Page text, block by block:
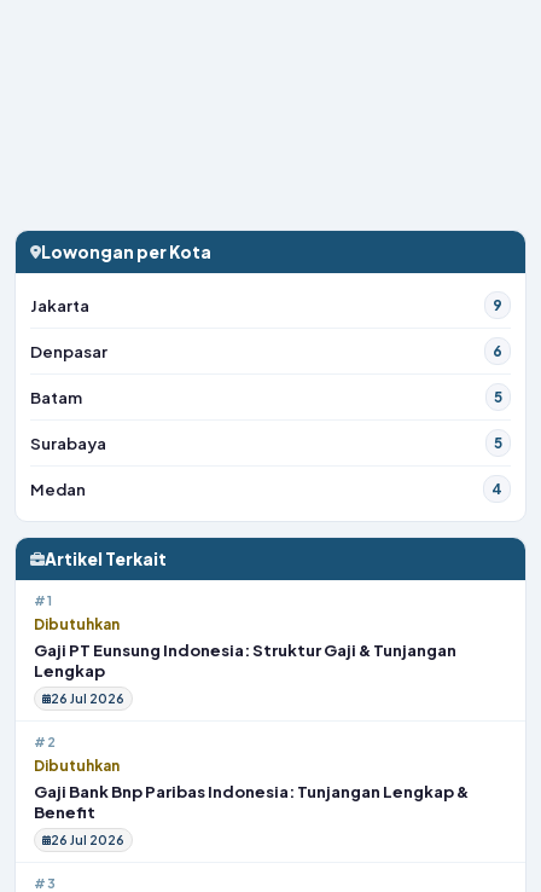
Lowongan per Kota
Jakarta 9
Denpasar 6
Batam 5
Surabaya 5
Medan 4
Artikel Terkait
#1
Dibutuhkan
Gaji PT Eunsung Indonesia: Struktur Gaji & Tunjangan
Lengkap
26 Jul 2026
#2
Dibutuhkan
Gaji Bank Bnp Paribas Indonesia: Tunjangan Lengkap &
Benefit
26 Jul 2026
#3